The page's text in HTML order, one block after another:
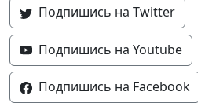
Подпишись на Twitter
Подпишись на Youtube
Подпишись на Facebook